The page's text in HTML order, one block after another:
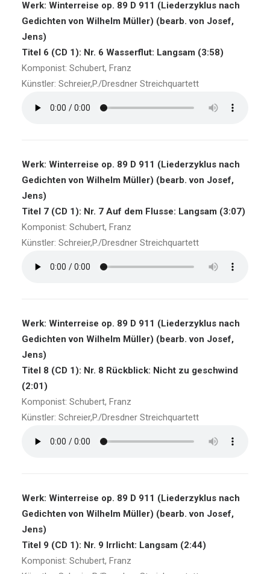
Werk: Winterreise op. 89 D 911 (Liederzyklus nach
Gedichten von Wilhelm Müller) (bearb. von Josef,
Jens)
Titel 6 (CD 1): Nr. 6 Wasserflut: Langsam (3:58)
Komponist: Schubert, Franz
Künstler: Schreier,P./Dresdner Streichquartett
Werk: Winterreise op. 89 D 911 (Liederzyklus nach
Gedichten von Wilhelm Müller) (bearb. von Josef,
Jens)
Titel 7 (CD 1): Nr. 7 Auf dem Flusse: Langsam (3:07)
Komponist: Schubert, Franz
Künstler: Schreier,P./Dresdner Streichquartett
Werk: Winterreise op. 89 D 911 (Liederzyklus nach
Gedichten von Wilhelm Müller) (bearb. von Josef,
Jens)
Titel 8 (CD 1): Nr. 8 Rückblick: Nicht zu geschwind
(2:01)
Komponist: Schubert, Franz
Künstler: Schreier,P./Dresdner Streichquartett
Werk: Winterreise op. 89 D 911 (Liederzyklus nach
Gedichten von Wilhelm Müller) (bearb. von Josef,
Jens)
Titel 9 (CD 1): Nr. 9 Irrlicht: Langsam (2:44)
Komponist: Schubert, Franz